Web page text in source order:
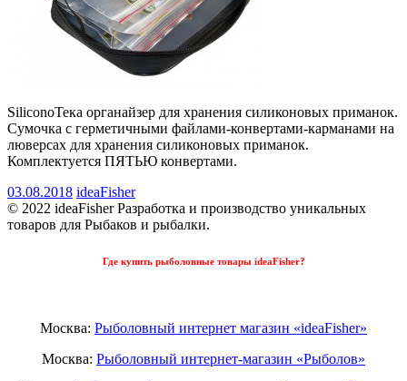
SiliconoТека органайзер для хранения силиконовых приманок.
Сумочка с герметичными файлами-конвертами-карманами на
люверсах для хранения силиконовых приманок.
Комплектуется ПЯТЬЮ конвертами.
03.08.2018 ideaFisher
© 2022 ideaFisher Разработка и производство уникальных
товаров для Рыбаков и рыбалки.
Где купить рыболовные товары ideaFisher?
Москва: Рыболовный интернет магазин «ideaFisher»
Москва: Рыболовный интернет-магазин «Рыболов»